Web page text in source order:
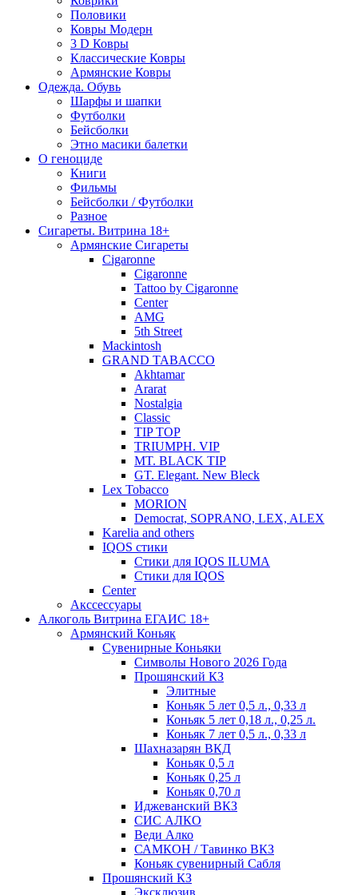
Половики
Ковры Модерн
3 D Ковры
Классические Ковры
Армянские Ковры
Одежда. Обувь
Шарфы и шапки
Футболки
Бейсболки
Этно масики балетки
О геноциде
Книги
Фильмы
Бейсболки / Футболки
Разное
Сигареты. Витрина 18+
Армянские Сигареты
Cigaronne
Cigaronne
Tattoo by Cigaronne
Center
AMG
5th Street
Mackintosh
GRAND TABACCO
Akhtamar
Ararat
Nostalgia
Classic
TIP TOP
TRIUMPH. VIP
MT. BLACK TIP
GT. Elegant. New Bleck
Lex Tobacco
MORION
Democrat, SOPRANO, LEX, ALEX
Karelia and others
IQOS стики
Стики для IQOS ILUMA
Стики для IQOS
Сenter
Акссессуары
Алкоголь Витрина ЕГАИС 18+
Армянский Коньяк
Сувенирные Коньяки
Символы Нового 2026 Года
Прошянский КЗ
Элитные
Коньяк 5 лет 0,5 л., 0,33 л
Коньяк 5 лет 0,18 л., 0,25 л.
Коньяк 7 лет 0,5 л., 0,33 л
Шахназарян ВКД
Коньяк 0,5 л
Коньяк 0,25 л
Коньяк 0,70 л
Иджеванский ВКЗ
СИС АЛКО
Веди Алко
САМКОН / Тавинко ВКЗ
Коньяк сувенирный Сабля
Прошянский КЗ
Эксклюзив